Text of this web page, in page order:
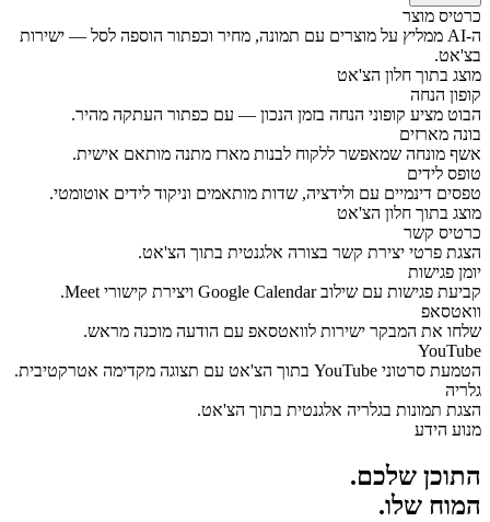
כרטיס מוצר
ה-AI ממליץ על מוצרים עם תמונה, מחיר וכפתור הוספה לסל — ישירות
בצ'אט.
מוצג בתוך חלון הצ'אט
קופון הנחה
הבוט מציע קופוני הנחה בזמן הנכון — עם כפתור העתקה מהיר.
בונה מארזים
אשף מונחה שמאפשר ללקוח לבנות מארז מתנה מותאם אישית.
טופס לידים
טפסים דינמיים עם ולידציה, שדות מותאמים וניקוד לידים אוטומטי.
מוצג בתוך חלון הצ'אט
כרטיס קשר
הצגת פרטי יצירת קשר בצורה אלגנטית בתוך הצ'אט.
יומן פגישות
קביעת פגישות עם שילוב Google Calendar ויצירת קישורי Meet.
וואטסאפ
שלחו את המבקר ישירות לוואטסאפ עם הודעה מוכנה מראש.
YouTube
הטמעת סרטוני YouTube בתוך הצ'אט עם תצוגה מקדימה אטרקטיבית.
גלריה
הצגת תמונות בגלריה אלגנטית בתוך הצ'אט.
מנוע הידע
התוכן שלכם.
המוח שלו.